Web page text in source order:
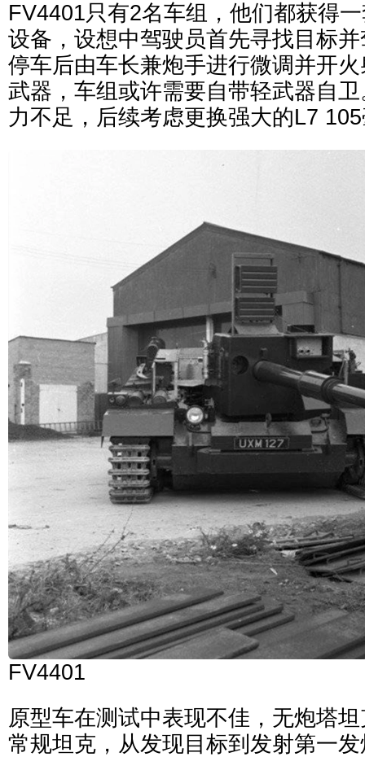
FV4401只有2名车组，他们都获得
设备，设想中驾驶员首先寻找目标
停车后由车长兼炮手进行微调并开
武器，车组或许需要自带轻武器自
力不足，后续考虑更换强大的L7
FV4401
原型车在测试中表现不佳，无炮塔
常规坦克，从发现目标到发射第一